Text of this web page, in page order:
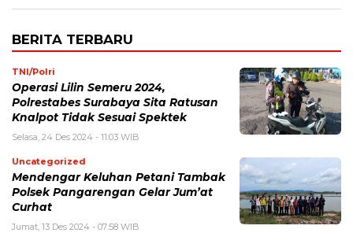
BERITA TERBARU
TNI/Polri
Operasi Lilin Semeru 2024,
Polrestabes Surabaya Sita Ratusan
Knalpot Tidak Sesuai Spektek
Selasa, 24 Des 2024 - 11:03 WIB
Uncategorized
Mendengar Keluhan Petani Tambak
Polsek Pangarengan Gelar Jum’at
Curhat
Jumat, 13 Des 2024 - 07:58 WIB